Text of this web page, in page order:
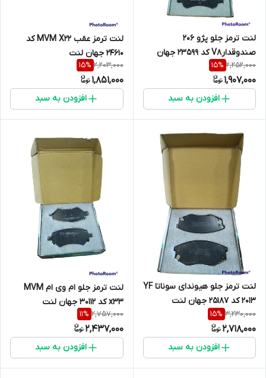
لنت ترمز جلو پژو 206
صندوقدارV8 کد 23599 جهان
لنت
2,252,000
15%
1,907,000
افزودن به سبد
لنت ترمز عقب MVM X22 کد
24610 جهان لنت
2,203,000
15%
1,851,000
افزودن به سبد
لنت ترمز جلو هیوندای سوناتا YF
2013 کد 25187 جهان لنت
3,230,000
15%
2,718,000
افزودن به سبد
لنت ترمز جلو ام وی ام MVM
x33 کد 30112 جهان لنت
2,757,000
11%
2,437,000
افزودن به سبد